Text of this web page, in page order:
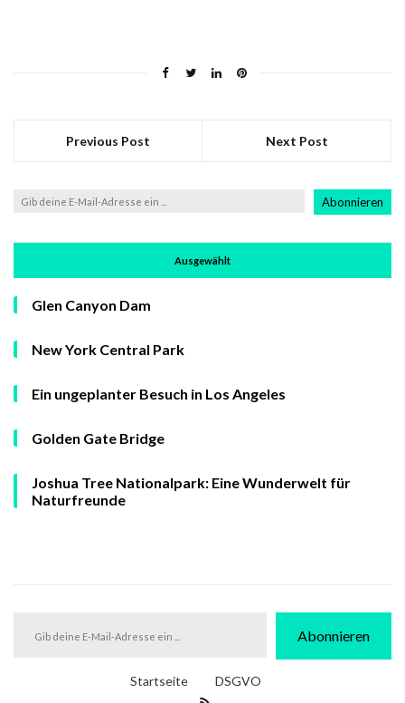
Previous Post Next Post
Gib
Abonnieren
Ausgewählt
Glen Canyon Dam
New York Central Park
Ein ungeplanter Besuch in Los Angeles
Golden Gate Bridge
Joshua Tree Nationalpark: Eine Wunderwelt für
Naturfreunde
deine
Abonnieren
Startseite DSGVO